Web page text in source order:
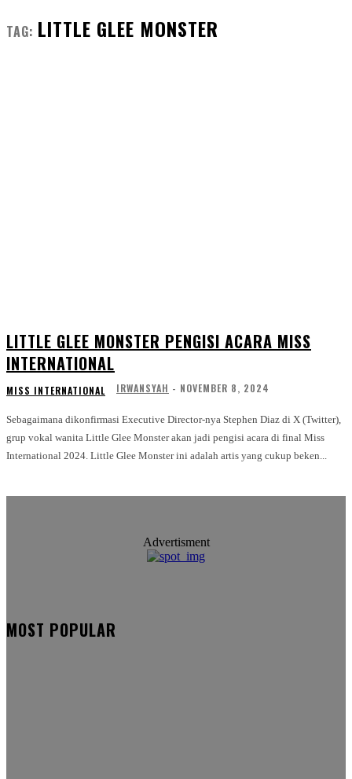
TAG: LITTLE GLEE MONSTER
LITTLE GLEE MONSTER PENGISI ACARA MISS
INTERNATIONAL
MISS INTERNATIONAL IRWANSYAH - NOVEMBER 8, 2024
Sebagaimana dikonfirmasi Executive Director-nya Stephen Diaz di X (Twitter),
grup vokal wanita Little Glee Monster akan jadi pengisi acara di final Miss
International 2024. Little Glee Monster ini adalah artis yang cukup beken...
Advertisment
MOST POPULAR